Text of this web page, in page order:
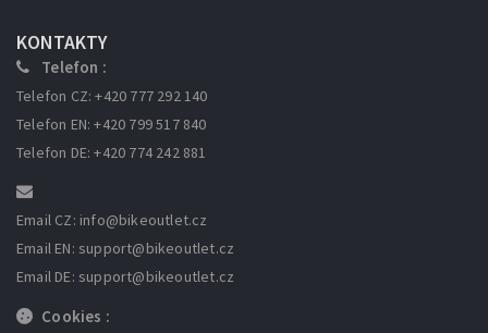
KONTAKTY
Telefon :
Telefon CZ: +420 777 292 140
Telefon EN: +420 799 517 840
Telefon DE: +420 774 242 881
Email CZ: info@bikeoutlet.cz
Email EN: support@bikeoutlet.cz
Email DE: support@bikeoutlet.cz
Cookies :